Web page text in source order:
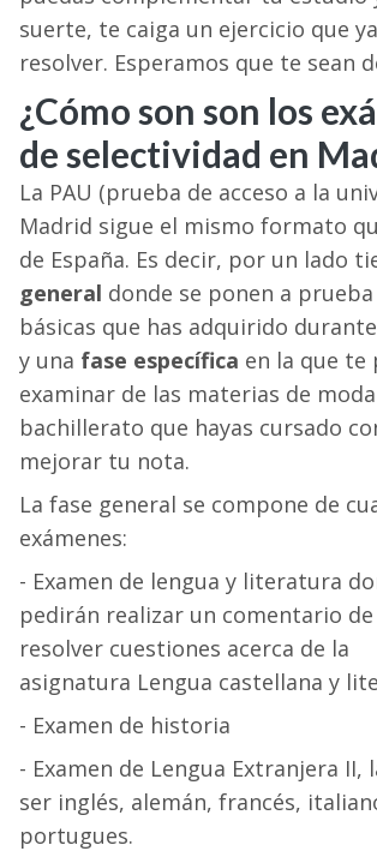
suerte, te caiga un ejercicio que
resolver. Esperamos que te sean
¿Cómo son son los
de selectividad en
La PAU (prueba de acceso a la
Madrid sigue el mismo formato
de España. Es decir, por un lado
general donde se ponen a
básicas que has adquirido
y una fase específica en la que te
examinar de las materias de
bachillerato que hayas cursado
mejorar tu nota.
La fase general se compone de
exámenes:
- Examen de lengua y literatura
pedirán realizar un comentario
resolver cuestiones acerca de la
asignatura Lengua castellana y
- Examen de historia
- Examen de Lengua Extranjera II,
ser inglés, alemán, francés,
portugues.